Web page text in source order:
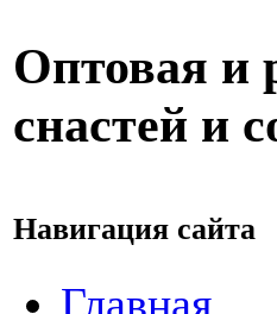
Оптовая и
снастей и
Навигация сайта
Главная